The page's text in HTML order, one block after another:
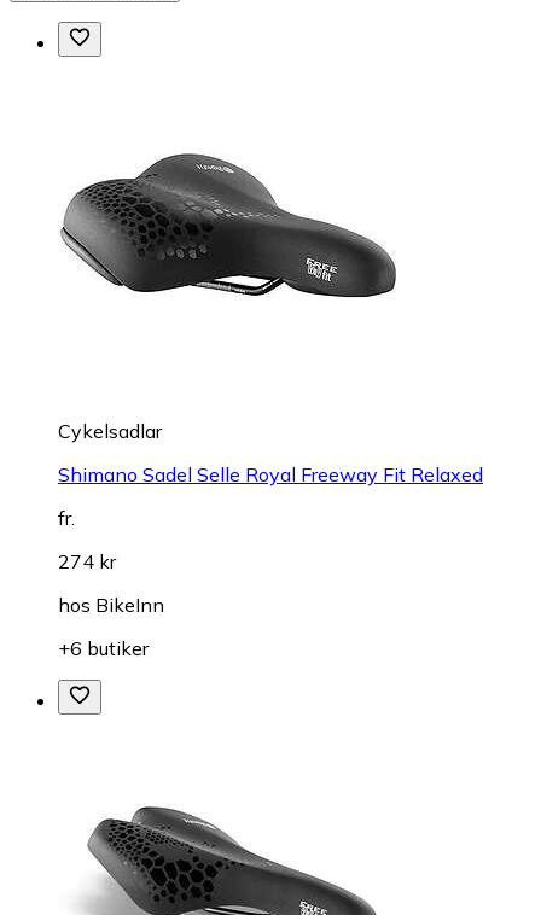
Cykelsadlar
Shimano Sadel Selle Royal Freeway Fit Relaxed
fr.
274 kr
hos BikeInn
+6 butiker